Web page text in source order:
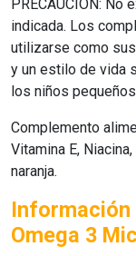
PRECAUCIÓN: No
indicada. Los
utilizarse como
y un estilo de vida
los niños
Complemento
Vitamina E,
naranja.
Información
Omega 3